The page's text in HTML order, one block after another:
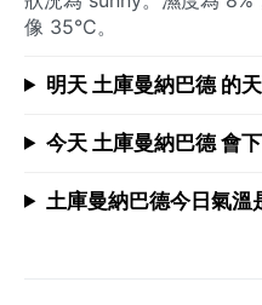
像 35°C。
明天 土庫曼納巴德 的
今天 土庫曼納巴德 會
土庫曼納巴德今日氣溫